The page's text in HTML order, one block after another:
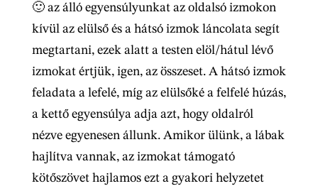
🙂 az álló egyensúlyunkat az oldalsó izmokon
kívül az elülső és a hátsó izmok láncolata segít
megtartani, ezek alatt a testen elöl/hátul lévő
izmokat értjük, igen, az összeset. A hátsó izmok
feladata a lefelé, míg az elülsőké a felfelé húzás,
a kettő egyensúlya adja azt, hogy oldalról
nézve egyenesen állunk. Amikor ülünk, a lábak
hajlítva vannak, az izmokat támogató
kötőszövet hajlamos ezt a gyakori helyzetet